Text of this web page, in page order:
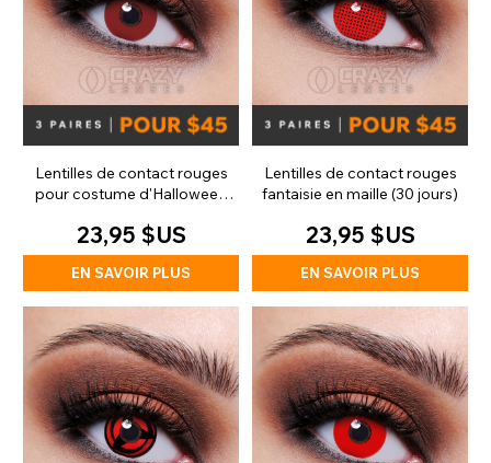
Lentilles de contact rouges
pour costume d'Halloween
23,95 $US
EN SAVOIR PLUS
Lentilles de contact rouges
fantaisie en maille (30 jours)
23,95 $US
EN SAVOIR PLUS